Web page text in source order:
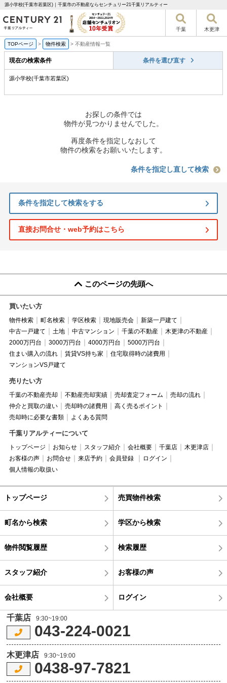
源小学校(千葉市若葉区)｜千葉市の不動産ならセンチュリー21千葉リアルティー
千葉 木更津
TOPページ > 物件検索 > 不動産情報一覧
現在の検索条件 条件を選び直す
源小学校(千葉市若葉区)
お探しの条件では
物件が見つかりませんでした。
再度条件を指定しなおして
物件の検索をお願いいたします。
条件を指定し直して検索
条件を指定して検索をする
直接お問合せ・web予約はこちら
このページの先頭へ
買いたい方
物件検索 町名検索 学区検索 現地販売会
新築一戸建て
中古一戸建て
土地 中古マンション 千葉の不動産
木更津の不動産
2000万円台
3000万円台 4000万円台
5000万円台
住まい購入の流れ
賃貸VS持ち家
住宅取得時の諸費用
マンションVS戸建て
売りたい方
千葉の不動産売却 不動産売却実績 売却査定フォーム
売却の流れ
仲介と買取の違い
売却時の諸費用
高く売るポイント
売却時に必要な書類
よくある質問
千葉リアルティーについて
トップページ お知らせ スタッフ紹介 会社概要 千葉店
木更津店
お客様の声
お問合せ 来店予約 会員登録
ログイン
個人情報の取扱い
トップページ 売買物件検索
町名から検索 学区から検索
物件閲覧履歴 検索履歴
スタッフ紹介 お客様の声
会社概要 ログイン
千葉店 9:30~19:00
043-224-0021
木更津店 9:30~19:00
0438-97-7821